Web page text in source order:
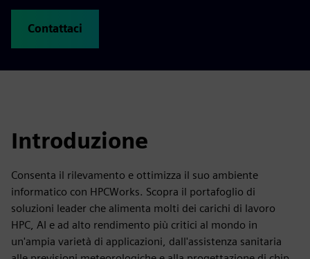
Contattaci
Introduzione
Consenta il rilevamento e ottimizza il suo ambiente
informatico con HPCWorks. Scopra il portafoglio di
soluzioni leader che alimenta molti dei carichi di lavoro
HPC, AI e ad alto rendimento più critici al mondo in
un'ampia varietà di applicazioni, dall'assistenza sanitaria